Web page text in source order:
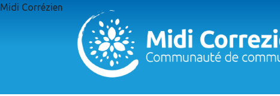
Aller au contenu principal
Midi Corrézien
Panneau de gestion des cookies